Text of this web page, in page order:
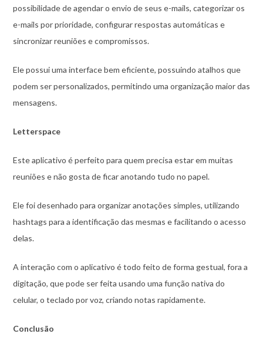
possibilidade de agendar o envio de seus e-mails, categorizar os
e-mails por prioridade, configurar respostas automáticas e
sincronizar reuniões e compromissos.
Ele possui uma interface bem eficiente, possuindo atalhos que
podem ser personalizados, permitindo uma organização maior das
mensagens.
Letterspace
Este aplicativo é perfeito para quem precisa estar em muitas
reuniões e não gosta de ficar anotando tudo no papel.
Ele foi desenhado para organizar anotações simples, utilizando
hashtags para a identificação das mesmas e facilitando o acesso
delas.
A interação com o aplicativo é todo feito de forma gestual, fora a
digitação, que pode ser feita usando uma função nativa do
celular, o teclado por voz, criando notas rapidamente.
Conclusão